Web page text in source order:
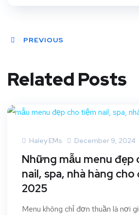
PREVIOUS
Related Posts
Haley EMs December 9, 2024
Những mẫu menu đẹp
nail, spa, nhà hàng cho
2025
Menu không chỉ đơn thuần là nơi